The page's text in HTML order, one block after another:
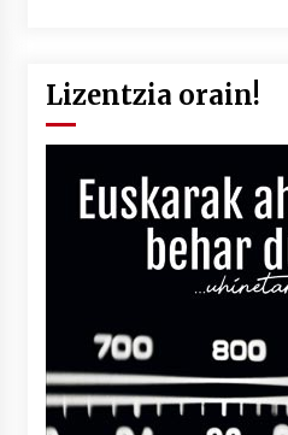
Lizentzia orain!